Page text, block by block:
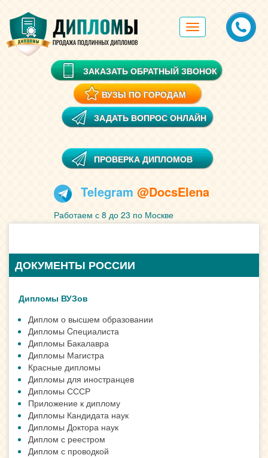
Toggle
navigation
ЗАКАЗАТЬ ОБРАТНЫЙ ЗВОНОК
ВУЗЫ ПО ГОРОДАМ
ЗАДАТЬ ВОПРОС ОНЛАЙН
ПРОВЕРКА ДИПЛОМОВ
Telegram @DocsElena
Работаем с 8 до 23 по Москве
ДОКУМЕНТЫ РОССИИ
Дипломы ВУЗов
Диплом о высшем образовании
Дипломы Cпециалиста
Дипломы Бакалавра
Дипломы Магистра
Красные дипломы
Дипломы для иностранцев
Дипломы СССР
Приложение к диплому
Дипломы Кандидата наук
Дипломы Доктора наук
Диплом с реестром
Диплом с проводкой